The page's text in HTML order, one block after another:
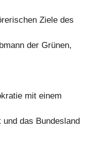
Ziele des
der Grünen,
mit einem
das Bundesland